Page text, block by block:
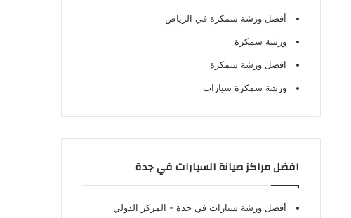
أفضل ورشة سمكرة في الرياض
ورشة سمكرة
افضل ورشة سمكرة
ورشة سمكرة سيارات
افضل مراكز صيانة السيارات في جدة
أفضل ورشة سيارات في جدة - المركز الدولي